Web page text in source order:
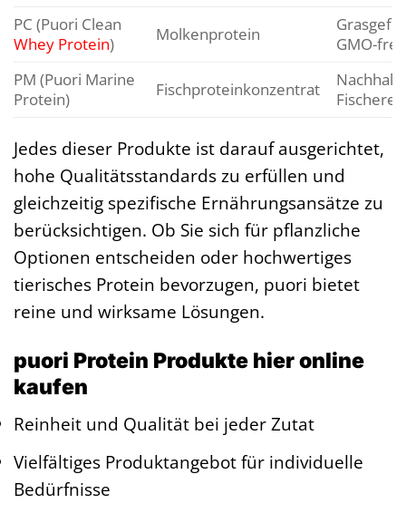
PC (Puori Clean
Whey Protein) Molkenprotein
GMO-frei
PM (Puori Marine
Protein)
Fischproteinkonzentrat
Jedes dieser Produkte ist darauf ausgerichtet,
hohe Qualitätsstandards zu erfüllen und
gleichzeitig spezifische Ernährungsansätze zu
berücksichtigen. Ob Sie sich für pflanzliche
Optionen entscheiden oder hochwertiges
tierisches Protein bevorzugen, puori bietet
reine und wirksame Lösungen.
puori Protein Produkte hier online
kaufen
Reinheit und Qualität bei jeder Zutat
Vielfältiges Produktangebot für individuelle
Bedürfnisse